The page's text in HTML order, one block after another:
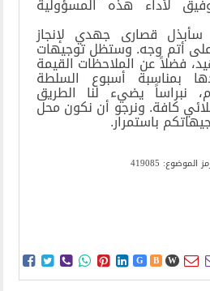
سأبذل قصارى جهدي لإنجاز
أتم وجه. وستظل توجيهات
فضلاً عن الملاحظات القيمة
بمناسبة أسبوع السلطة
نبراساً يضيء لنا الطريق
كافة. ونرجو أن نكون محل
باستمرار.
الموضوع: 419085
      G B W 